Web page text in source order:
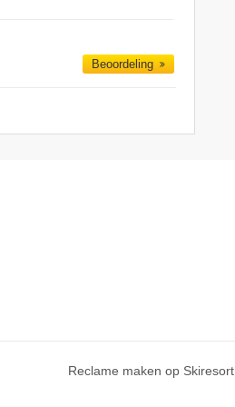
Beoordeling
Reclame maken op Skiresort